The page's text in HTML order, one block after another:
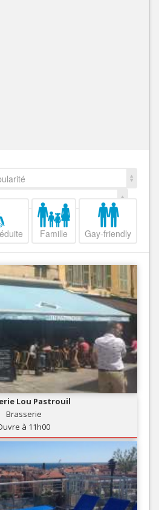
Famille Gay-friendly
Lou Pastrouil
Brasserie
à 11h00